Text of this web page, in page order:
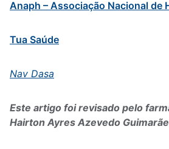
Anaph – Associação Nacional de
Tua Saúde
Nav Dasa
Este artigo foi revisado pelo
Hairton Ayres Azevedo